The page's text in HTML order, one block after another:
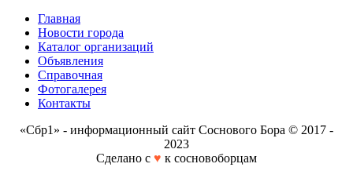
Главная
Новости города
Каталог организаций
Объявления
Справочная
Фотогалерея
Контакты
«Сбр1» - информационный сайт Соснового Бора © 2017 -
2023
Сделано с ♥ к сосновоборцам